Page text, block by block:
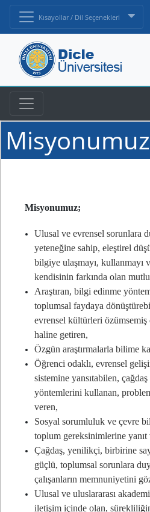
Kısayollar / Dil Seçenekleri
Misyonumuz
Misyonumuz;
Ulusal ve evrensel sorunlara
yeteneğine sahip, eleştirel
bilgiye ulaşmayı, kullanmayı
kendisinin farkında olan
Araştıran, bilgi edinme
toplumsal faydaya
evrensel kültürleri özümsemiş
haline getiren,
Özgün araştırmalarla bilime
Öğrenci odaklı, evrensel
sistemine yansıtabilen,
yöntemlerini kullanan,
veren,
Sosyal sorumluluk ve çevre
toplum gereksinimlerine
Çağdaş, yenilikçi, birbirine
güçlü, toplumsal sorunlara
çalışanların memnuniyetini
Ulusal ve uluslararası
iletişim içinde olan,